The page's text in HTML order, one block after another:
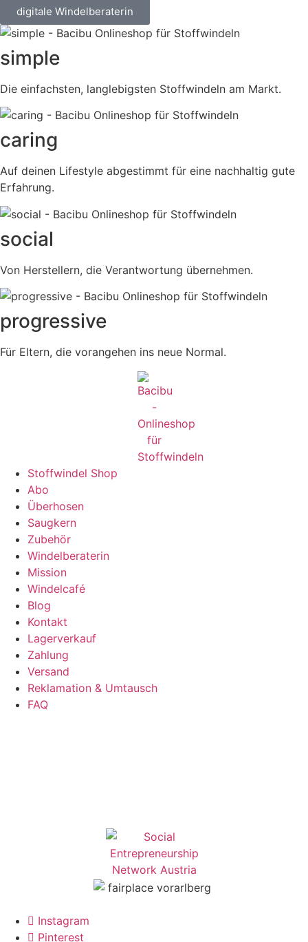
digitale Windelberaterin
simple
Die einfachsten, langlebigsten Stoffwindeln am Markt.
caring
Auf deinen Lifestyle abgestimmt für eine nachhaltig gute
Erfahrung.
social
Von Herstellern, die Verantwortung übernehmen.
progressive
Für Eltern, die vorangehen ins neue Normal.
Stoffwindel Shop
Abo
Überhosen
Saugkern
Zubehör
Windelberaterin
Mission
Windelcafé
Blog
Kontakt
Lagerverkauf
Zahlung
Versand
Reklamation & Umtausch
FAQ
Instagram
Pinterest